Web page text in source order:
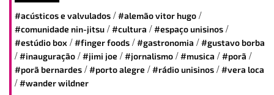
#acústicos e valvulados /#alemão vitor hugo /
#comunidade nin-jitsu /#cultura /#espaço unisinos /
#estúdio box /#finger foods /#gastronomia /#gustavo borba
/#inauguração /#jimi joe /#jornalismo /#musica /#porã /
#porã bernardes /#porto alegre /#rádio unisinos /#vera loca
/#wander wildner